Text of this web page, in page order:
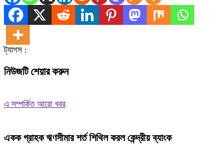
ট্যাগস :
নিউজটি শেয়ার করুন
এ সম্পর্কিত আরো খবর
একক গ্রাহক ঋণসীমার শর্ত শিথিল করল কেন্দ্রীয় ব্যাংক